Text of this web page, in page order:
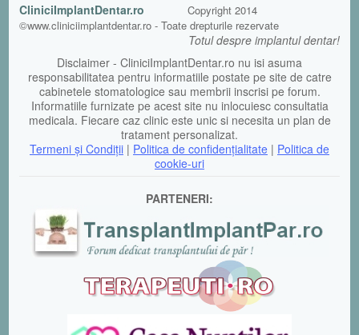
CliniciImplantDentar.ro
Copyright 2014
©www.cliniciimplantdentar.ro - Toate drepturile rezervate
Totul despre implantul dentar!
Disclaimer - CliniciImplantDentar.ro nu isi asuma
responsabilitatea pentru informatiile postate pe site de catre
cabinetele stomatologice sau membrii inscrisi pe forum.
Informatiile furnizate pe acest site nu inlocuiesc consultatia
medicala. Fiecare caz clinic este unic si necesita un plan de
tratament personalizat.
Termeni şi Condiții | Politica de confidențialitate | Politica de
cookie-uri
PARTENERI: